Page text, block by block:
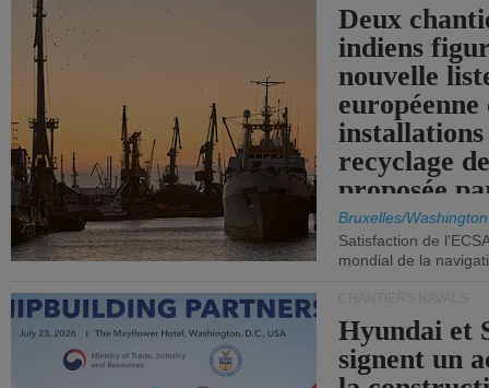
Deux
indiens
nouvelle
européenne
installations
recyclage
proposée
Bruxelles/Washington
Satisfaction de
mondial de la
Hyundai et
signent un